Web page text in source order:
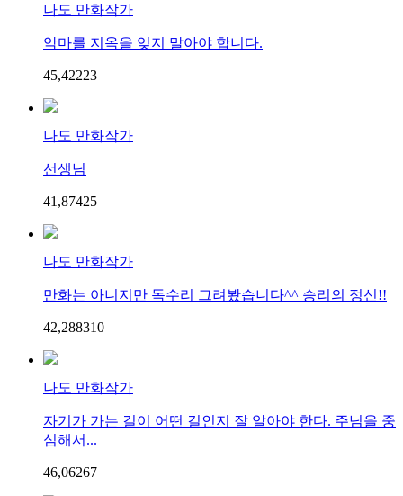
나도 만화작가
악마를 지옥을 잊지 말아야 합니다.
45,42223
나도 만화작가
선생님
41,87425
나도 만화작가
만화는 아니지만 독수리 그려봤습니다^^ 승리의 정신!!
42,288310
나도 만화작가
자기가 가는 길이 어떤 길인지 잘 알아야 한다. 주님을 중
심해서...
46,06267